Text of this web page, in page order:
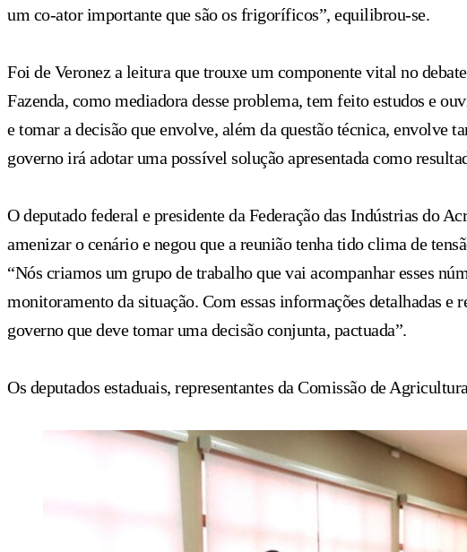
um co-ator importante que são os frigoríficos”, equilibrou-se.
Foi de Veronez a leitura que trouxe um componente vital no
Fazenda, como mediadora desse problema, tem feito estudos e
e tomar a decisão que envolve, além da questão técnica, envolve
governo irá adotar uma possível solução apresentada como
O deputado federal e presidente da Federação das Indústrias do
amenizar o cenário e negou que a reunião tenha tido clima de
“Nós criamos um grupo de trabalho que vai acompanhar esses
monitoramento da situação. Com essas informações detalhadas e
governo que deve tomar uma decisão conjunta, pactuada”.
Os deputados estaduais, representantes da Comissão de